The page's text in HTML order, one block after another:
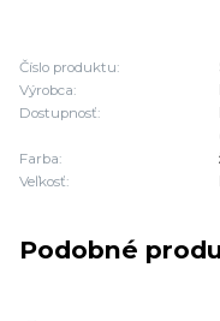
Číslo produktu:
Výrobca:
Dostupnosť:
Farba:
Veľkosť:
Podobné